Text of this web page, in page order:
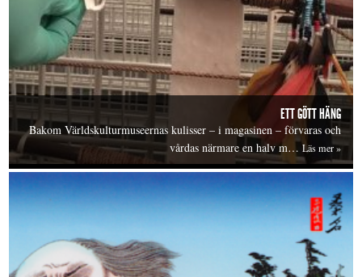
ETT GÖTT HÄNG
Bakom Världskulturmuseernas kulisser – i magasinen – förvaras och
vårdas närmare en halv m…Läs mer »